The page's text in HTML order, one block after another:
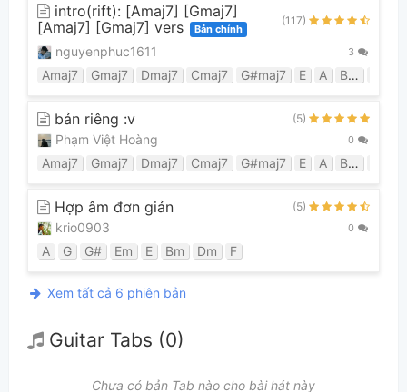
intro(rift): [Amaj7] [Gmaj7]
[Amaj7] [Gmaj7] vers
Bản chính
(117)
nguyenphuc1611 3
Amaj7 Gmaj7 Dmaj7 Cmaj7 G#maj7 E A Bm
bản riêng :v (5)
Phạm Việt Hoàng 0
Amaj7 Gmaj7 Dmaj7 Cmaj7 G#maj7 E A Bm
Hợp âm đơn giản (5)
krio0903 0
A G G# Em E Bm Dm F
Xem tất cả 6 phiên bản
Guitar Tabs (0)
Chưa có bản Tab nào cho bài hát này